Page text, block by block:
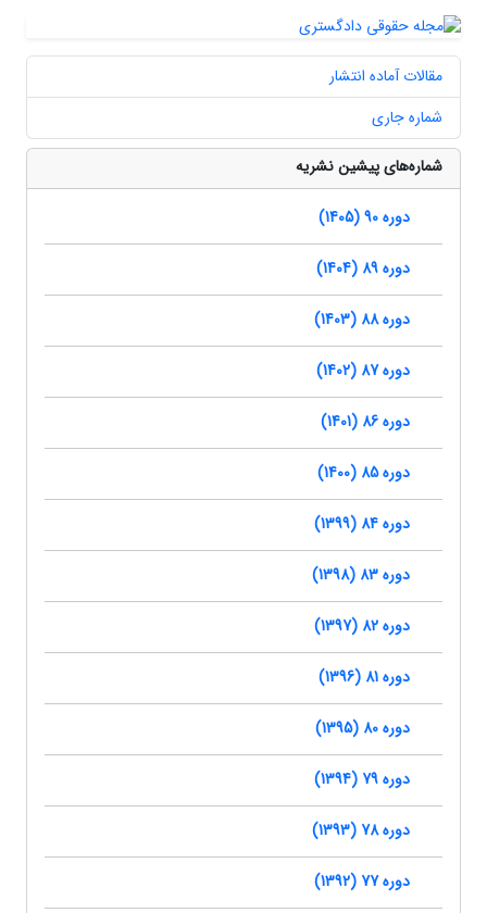
مقالات آماده انتشار
شماره جاری
شماره‌های پیشین نشریه
دوره 90 (1405)
دوره 89 (1404)
دوره 88 (1403)
دوره 87 (1402)
دوره 86 (1401)
دوره 85 (1400)
دوره 84 (1399)
دوره 83 (1398)
دوره 82 (1397)
دوره 81 (1396)
دوره 80 (1395)
دوره 79 (1394)
دوره 78 (1393)
دوره 77 (1392)